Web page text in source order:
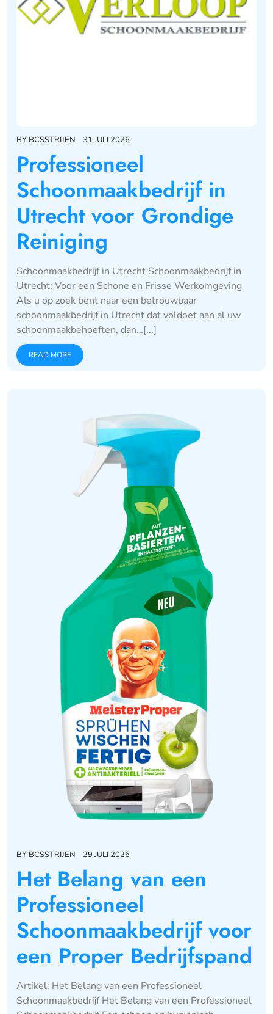
BY BCSSTRIJEN 31 JULI 2026
Professioneel
Schoonmaakbedrijf in
Utrecht voor Grondige
Reiniging
Schoonmaakbedrijf in Utrecht Schoonmaakbedrijf in
Utrecht: Voor een Schone en Frisse Werkomgeving
Als u op zoek bent naar een betrouwbaar
schoonmaakbedrijf in Utrecht dat voldoet aan al uw
schoonmaakbehoeften, dan…[...]
READ MORE
BY BCSSTRIJEN 29 JULI 2026
Het Belang van een
Professioneel
Schoonmaakbedrijf voor
een Proper Bedrijfspand
Artikel: Het Belang van een Professioneel
Schoonmaakbedrijf Het Belang van een Professioneel